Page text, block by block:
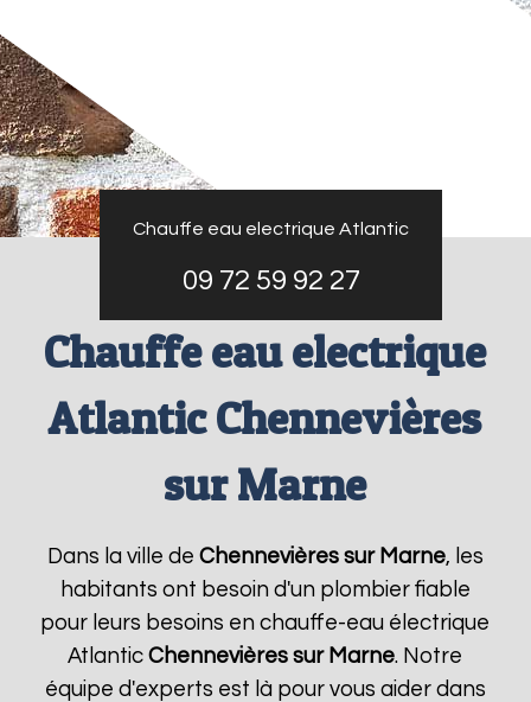
Chauffe eau electrique Atlantic
09 72 59 92 27
Chauffe eau electrique
Atlantic Chennevières
sur Marne
Dans la ville de Chennevières sur Marne, les
habitants ont besoin d'un plombier fiable
pour leurs besoins en chauffe-eau électrique
AtlanticChennevières sur Marne. Notre
équipe d'experts est là pour vous aider dans